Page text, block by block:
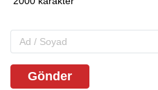
Gönder